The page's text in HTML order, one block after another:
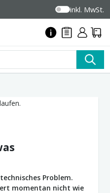
inkl. MwSt.
Problem.
momentan nicht wie